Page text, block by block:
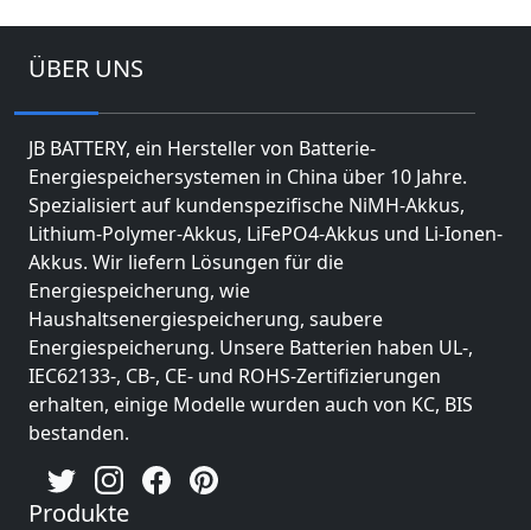
ÜBER UNS
JB BATTERY, ein Hersteller von Batterie-
Energiespeichersystemen in China über 10 Jahre.
Spezialisiert auf kundenspezifische NiMH-Akkus,
Lithium-Polymer-Akkus, LiFePO4-Akkus und Li-Ionen-
Akkus. Wir liefern Lösungen für die
Energiespeicherung, wie
Haushaltsenergiespeicherung, saubere
Energiespeicherung. Unsere Batterien haben UL-,
IEC62133-, CB-, CE- und ROHS-Zertifizierungen
erhalten, einige Modelle wurden auch von KC, BIS
bestanden.
Produkte